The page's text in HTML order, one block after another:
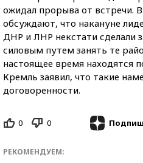
ожидал прорыва от встречи.
обсуждают, что накануне
ДНР и ЛНР некстати сделали
силовым путем занять те
настоящее время находятся
Кремль заявил, что такие
договоренности.
0 0
РЕКОМЕНДУЕМ: